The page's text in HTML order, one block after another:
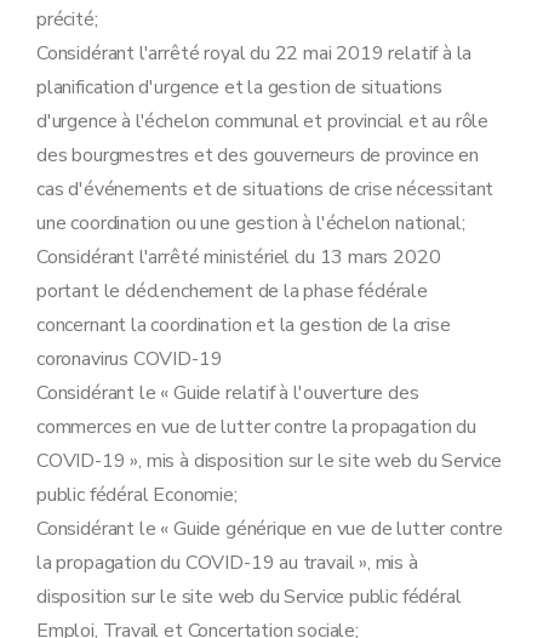
précité;
Considérant l'arrêté royal du 22 mai 2019 relatif à la
planification d'urgence et la gestion de situations
d'urgence à l'échelon communal et provincial et au rôle
des bourgmestres et des gouverneurs de province en
cas d'événements et de situations de crise nécessitant
une coordination ou une gestion à l'échelon national;
Considérant l'arrêté ministériel du 13 mars 2020
portant le déclenchement de la phase fédérale
concernant la coordination et la gestion de la crise
coronavirus COVID-19
Considérant le « Guide relatif à l'ouverture des
commerces en vue de lutter contre la propagation du
COVID-19 », mis à disposition sur le site web du Service
public fédéral Economie;
Considérant le « Guide générique en vue de lutter contre
la propagation du COVID-19 au travail », mis à
disposition sur le site web du Service public fédéral
Emploi, Travail et Concertation sociale;